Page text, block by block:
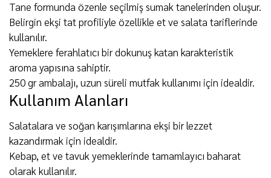
Tane formunda özenle seçilmiş sumak tanelerinden oluşur.
Belirgin ekşi tat profiliyle özellikle et ve salata tariflerinde
kullanılır.
Yemeklere ferahlatıcı bir dokunuş katan karakteristik
aroma yapısına sahiptir.
250 gr ambalajı, uzun süreli mutfak kullanımı için idealdir.
Kullanım Alanları
Salatalara ve soğan karışımlarına ekşi bir lezzet
kazandırmak için idealdir.
Kebap, et ve tavuk yemeklerinde tamamlayıcı baharat
olarak kullanılır.